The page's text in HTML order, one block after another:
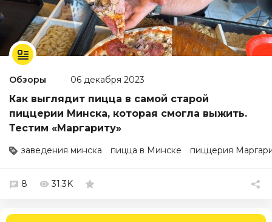
Обзоры 06 декабря 2023
Как выглядит пицца в самой старой
пиццерии Минска, которая смогла выжить.
Тестим «Маргариту»
заведения минска пицца в Минске пиццерия
8 31.3K